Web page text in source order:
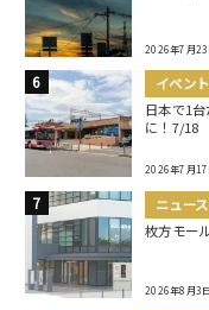
2026年7月23
イベント
日本で1
に！7/18
2026年7月17
ニュース
枚方モー
2026年8月3日